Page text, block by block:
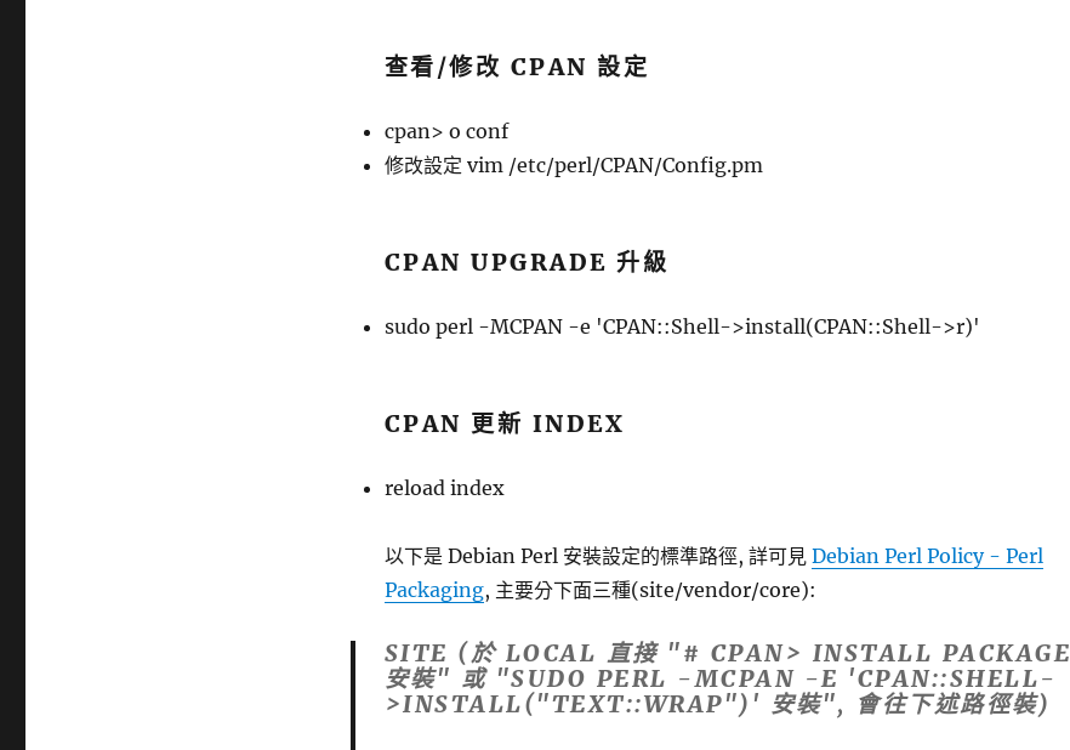
查看/修改 CPAN 設定
cpan> o conf
修改設定 vim /etc/perl/CPAN/Config.pm
CPAN UPGRADE 升級
sudo perl -MCPAN -e 'CPAN::Shell->install(CPAN::Shell->r)'
CPAN 更新 INDEX
reload index
以下是 Debian Perl 安裝設定的標準路徑, 詳可見 Debian Perl Policy - Perl
Packaging, 主要分下面三種(site/vendor/core):
SITE (於 LOCAL 直接 "# CPAN> INSTALL PACKAGE
安裝" 或 "SUDO PERL -MCPAN -E 'CPAN::SHELL-
>INSTALL("TEXT::WRAP")' 安裝", 會往下述路徑裝)